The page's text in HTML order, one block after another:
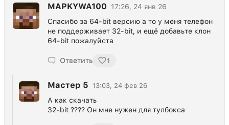
MAPKYWA100
17:26, 24 янв 26
Спасибо за 64-bit версию а то у меня телефон
не поддерживает 32-bit, и ещё добавьте клон
64-bit пожалуйста
Ответить 1
Мастер 5 13:03, 24 фев 26
А как скачать
32-bit ???? Он мне нужен для тулбокса